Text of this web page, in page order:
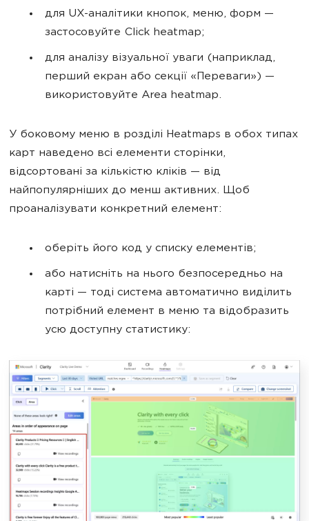
для UX-аналітики кнопок, меню, форм —
застосовуйте Click heatmap;
для аналізу візуальної уваги (наприклад,
перший екран або секції «Переваги») —
використовуйте Area heatmap.
У боковому меню в розділі Heatmaps в обох типах
карт наведено всі елементи сторінки,
відсортовані за кількістю кліків — від
найпопулярніших до менш активних. Щоб
проаналізувати конкретний елемент:
оберіть його код у списку елементів;
або натисніть на нього безпосередньо на
карті — тоді система автоматично виділить
потрібний елемент в меню та відобразить
усю доступну статистику: